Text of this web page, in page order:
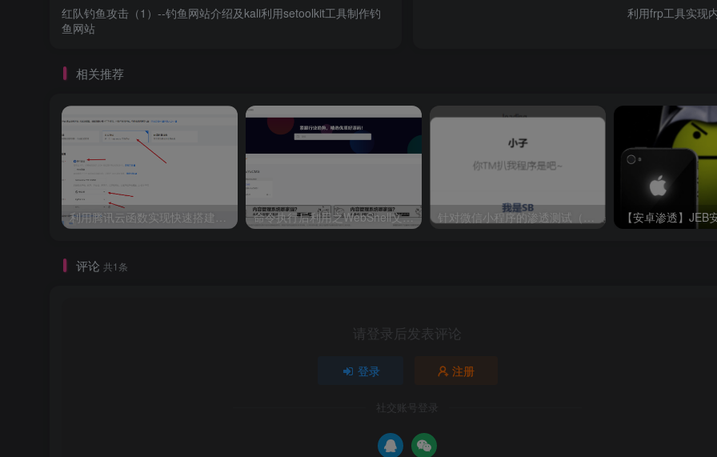
双击目录下的gophish.exe启动gophish，这里需要保持小黑框不被关闭，关闭则脚本终止(如果看着碍眼可以自行
后台运行的方法)
访问后台管理系统：
本地浏览器访问： http://127.0.0.1:3333 或 http://远程ip:3333 (注意使用https协议)
输入默认账密进行登录：
admin/gophish
最新版本的gophsih(v0.11.0)删除了默认密码“ gophish”。取而代之的是，在首次启动Gophish时会随机生成一个
初始密码并将其打印在终端中
进入后台后，左边的栏目即代表各个功能，分别是Dashboard仪表板 、Campaigns钓鱼事件 、Users & Groups用户
由于实际使用中并不是按照该顺序来配置各个功能，因此下面通过实际使用顺序来详细介绍各功能的使用方法
红队钓鱼攻击（1）--钓鱼网站介绍及kali利用setoolkit工具制作钓
鱼网站
利用frp工具实现
相关推荐
利用腾讯云函数实现快速搭建socks5代理 命令执行后利用之WebShell文件落地 针对微信小程序的渗透测试（小程序修复&&动态调试）
评论 共1条
请登录后发表评论
登录 注册
社交账号登录